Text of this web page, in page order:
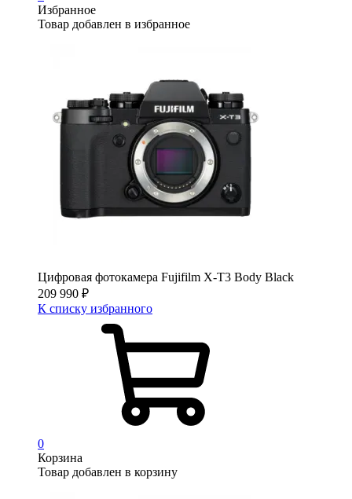
Избранное
Товар добавлен в избранное
Цифровая фотокамера Fujifilm X-T3 Body Black
209 990 ₽
К списку избранного
0
Корзина
Товар добавлен в корзину